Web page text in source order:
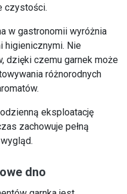
czystości.
w gastronomii wyróżnia
higienicznymi. Nie
dzięki czemu garnek może
różnorodnych
eksploatację
zachowuje pełną
dno